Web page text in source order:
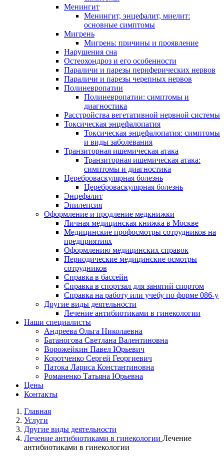
Менингит
Менингит, энцефалит, миелит:
основные симптомы
Мигрень
Мигрень: причины и проявление
Нарушения сна
Остеохондроз и его особенности
Параличи и парезы периферических нервов
Параличи и парезы черепных нервов
Полиневропатии
Полиневропатии: симптомы и
диагностика
Расстройства вегетативной нервной системы
Токсическая энцефалопатия
Токсическая энцефалопатия: симптомы
и виды заболевания
Транзиторная ишемическая атака
Транзиторная ишемическая атака:
симптомы и диагностика
Цереброваскулярная болезнь
Цереброваскулярная болезнь
Энцефалит
Эпилепсия
Оформление и продление медкнижки
Личная медицинская книжка в Москве
Медицинские профосмотры сотрудников на
предприятиях
Оформлению медицинских справок
Периодические медицинские осмотры
сотрудников
Справка в бассейн
Справка в спортзал для занятий спортом
Справка на работу или учебу по форме 086-у
Другие виды деятельности
Лечение антибиотиками в гинекологии
Наши специалисты
Андреева Ольга Николаевна
Батаногова Светлана Валентиновна
Ворожейкин Павел Юрьевич
Коротченко Сергей Георгиевич
Патока Лариса Константиновна
Романенко Татьяна Юрьевна
Цены
Контакты
Главная
Услуги
Другие виды деятельности
Лечение антибиотиками в гинекологии Лечение
антибиотиками в гинекологии